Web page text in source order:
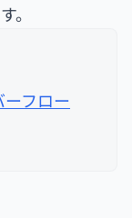
。
フロー